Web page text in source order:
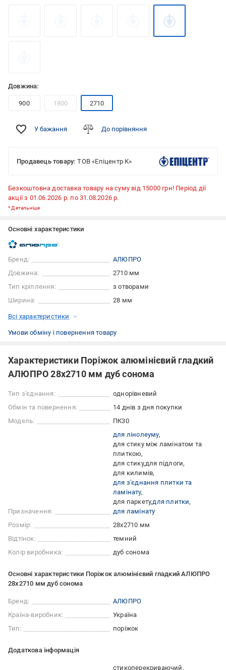
Довжина:
900 1800 2710
У бажання До порівняння
Продавець товару: ТОВ «Епіцентр К»
Безкоштовна доставка товару на суму від 15000 грн! Період дії
акції з 01.06.2026 р. по 31.08.2026 р.
*Детальніше
Основні характеристики
Бренд:
АЛЮПРО
Довжина:
2710 мм
Тип кріплення:
з отворами
Ширина:
28 мм
Всі характеристики
Умови обміну і повернення товару
Характеристики Поріжок алюмінієвий гладкий
АЛЮПРО 28х2710 мм дуб сонома
Тип з'єднання:
однорівневий
Обмін та повернення:
14 днів з дня покупки
Модель:
ПК30
Призначення:
для лінолеуму
для стику між ламінатом та
плиткою
для стику для підлоги
для килимів
для з'єднання плитки та
ламінату
для паркету для плитки
для ламінату
Розмір:
28х2710 мм
Відтінок:
темний
Колір виробника:
дуб сонома
Основні характеристики Поріжок алюмінієвий гладкий АЛЮПРО
28х2710 мм дуб сонома
Бренд:
АЛЮПРО
Країна-виробник:
Україна
Тип:
поріжок
Додаткова інформація
стикоперекриваючий